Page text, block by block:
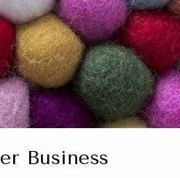
er Business